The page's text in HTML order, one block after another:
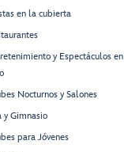
en la cubierta
y Espectáculos en
Nocturnos y Salones
y Gimnasio
para Jóvenes